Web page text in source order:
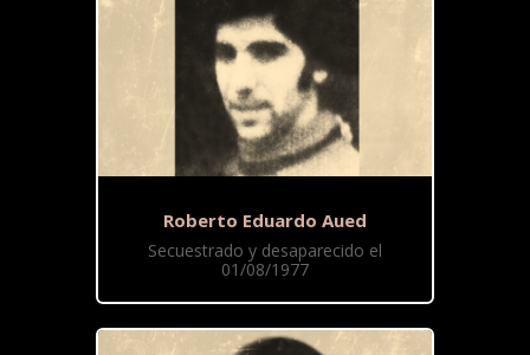
Roberto Eduardo Aued
Secuestrado y desaparecido el
01/08/1977